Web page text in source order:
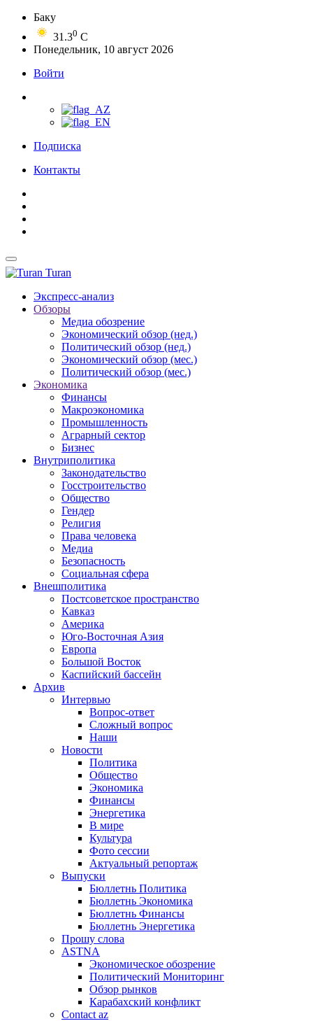
Баку
31.30 C
Понедельник, 10 август 2026
Войти
Подписка
Контакты
Turan
Экспресс-анализ
Обзоры
Медиа обозрение
Экономический обзор (нед.)
Политический обзор (нед.)
Экономический обзор (мес.)
Политический обзор (мес.)
Экономика
Финансы
Макроэкономика
Промышленность
Аграрный сектор
Бизнес
Внутриполитика
Законодательство
Госстроительство
Общество
Гендер
Религия
Права человека
Медиа
Безопасность
Социальная сфера
Внешполитика
Постсоветское пространство
Кавказ
Америка
Юго-Восточная Азия
Европа
Большой Восток
Каспийский бассейн
Архив
Интервью
Вопрос-ответ
Сложный вопрос
Наши
Новости
Политика
Общество
Экономика
Финансы
Энергетика
В мире
Культура
Фото сессии
Актуальный репортаж
Выпуски
Бюллетнь Политика
Бюллетнь Экономика
Бюллетнь Финансы
Бюллетнь Энергетика
Прошу слова
ASTNA
Экономическое обозрение
Политический Мониторинг
Обзор рынков
Карабахский конфликт
Contact az